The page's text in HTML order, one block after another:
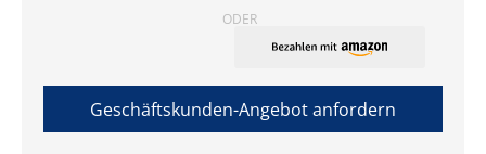
ODER
Geschäftskunden-Angebot anfordern